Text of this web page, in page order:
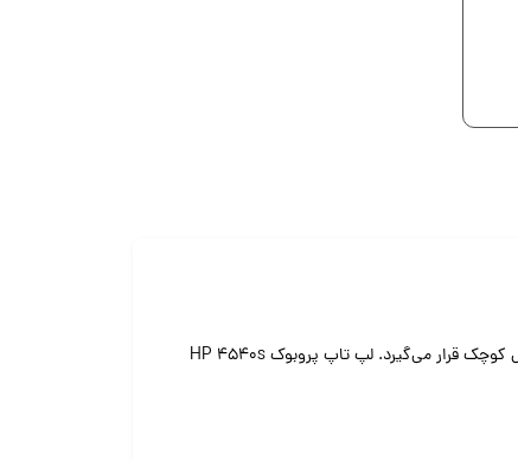
لپ تاپ پروبوک اچ پی Hp 4540s محصول دیگری از سری تجاری مدل های لپ تاپ پروبوک hp این شرکت می‌باشد که در رده‌ی کاربری مشاغل کوچک قرار می‌گیرد. لپ تاپ پروبوک HP 4540s